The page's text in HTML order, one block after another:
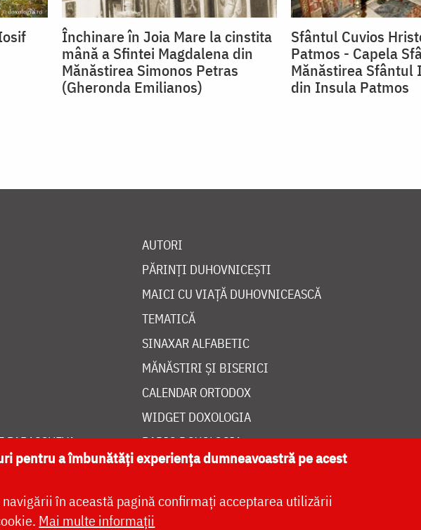
Închinare în Joia Mare la cinstita
mână a Sfintei Magdalena din
Mănăstirea Simonos Petras
(Gheronda Emilianos)
Sfântul Cuvios
Patmos - Capela
Mănăstirea Sfântul
din Insula Patmos
AUTORI
PĂRINȚI DUHOVNICEȘTI
MAICI CU VIAȚĂ DUHOVNICEASCĂ
TEMATICĂ
SINAXAR ALFABETIC
MĂNĂSTIRI ȘI BISERICI
CALENDAR ORTODOX
WIDGET DOXOLOGIA
RADIO DOXOLOGIA
pentru a îmbunătăți experiența dumneavoastră pe acest
în această pagină confirmați acceptarea utilizării
Mai multe informații